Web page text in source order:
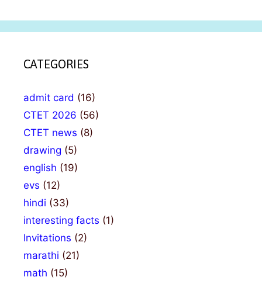
CATEGORIES
admit card (16)
CTET 2026 (56)
CTET news (8)
drawing (5)
english (19)
evs (12)
hindi (33)
interesting facts (1)
Invitations (2)
marathi (21)
math (15)